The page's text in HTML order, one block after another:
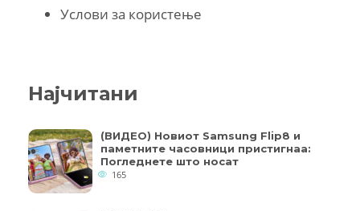
Услови за користење
Најчитани
(ВИДЕО) Новиот Samsung Flip8 и
паметните часовници пристигнаа:
Погледнете што носат
165